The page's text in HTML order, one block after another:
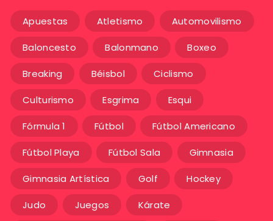
Apuestas Atletismo Automovilismo
Baloncesto Balonmano Boxeo
Breaking Béisbol Ciclismo
Culturismo Esgrima Esqui
Fórmula 1 Fútbol Fútbol Americano
Fútbol Playa Fútbol Sala Gimnasia
Gimnasia Artística Golf Hockey
Judo Juegos Kárate